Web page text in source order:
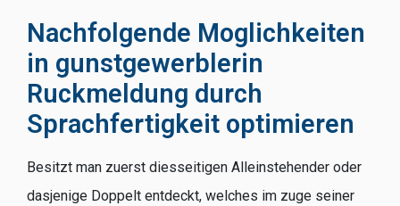
Nachfolgende Moglichkeiten
in gunstgewerblerin
Ruckmeldung durch
Sprachfertigkeit optimieren
Besitzt man zuerst diesseitigen Alleinstehender oder
dasjenige Doppelt entdeckt, welches im zuge seiner